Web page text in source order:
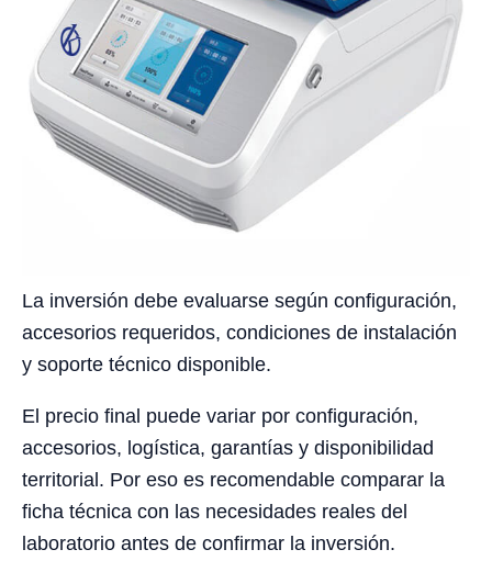
La inversión debe evaluarse según configuración,
accesorios requeridos, condiciones de instalación
y soporte técnico disponible.
El precio final puede variar por configuración,
accesorios, logística, garantías y disponibilidad
territorial. Por eso es recomendable comparar la
ficha técnica con las necesidades reales del
laboratorio antes de confirmar la inversión.